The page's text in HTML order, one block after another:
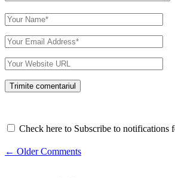
Check here to Subscribe to notifications
Comment
← Older Comments